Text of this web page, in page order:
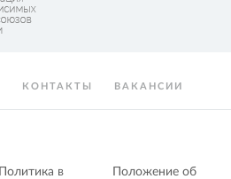
КОНТАКТЫ ВАКАНСИИ
Политика в
Положение об